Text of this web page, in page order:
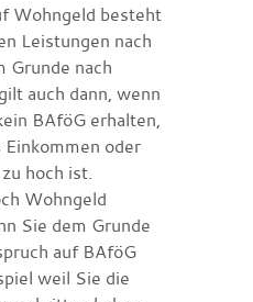
Wohngeld besteht
Leistungen nach
Grunde nach
auch dann, wenn
BAföG erhalten,
oder
hoch ist.
Wohngeld
Sie dem Grunde
auf BAföG
weil Sie die